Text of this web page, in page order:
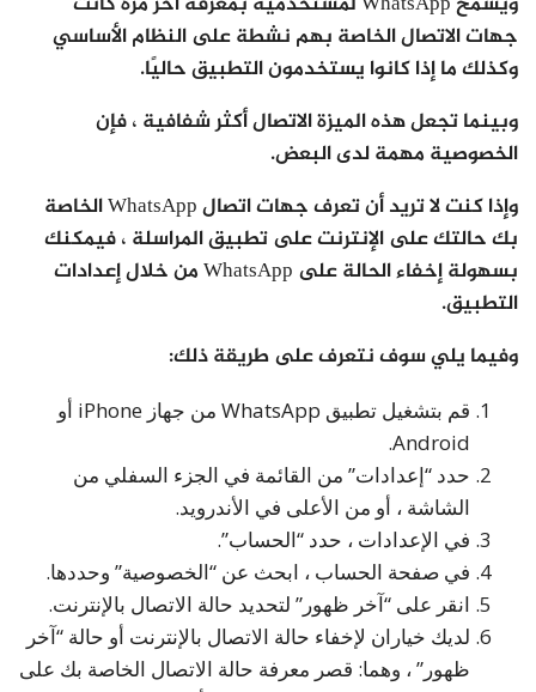
جهات الاتصال الخاصة بهم نشطة على النظام الأساسي
وكذلك ما إذا كانوا يستخدمون التطبيق حاليًا.
وبينما تجعل هذه الميزة الاتصال أكثر شفافية ، فإن
الخصوصية مهمة لدى البعض.
وإذا كنت لا تريد أن تعرف جهات اتصال WhatsApp الخاصة
بك حالتك على الإنترنت على تطبيق المراسلة ، فيمكنك
بسهولة إخفاء الحالة على WhatsApp من خلال إعدادات
التطبيق.
وفيما يلي سوف نتعرف على طريقة ذلك:
قم بتشغيل تطبيق WhatsApp من جهاز iPhone أو
Android.
حدد “إعدادات” من القائمة في الجزء السفلي من
الشاشة ، أو من الأعلى في الأندرويد.
في الإعدادات ، حدد “الحساب”.
في صفحة الحساب ، ابحث عن “الخصوصية” وحددها.
انقر على “آخر ظهور” لتحديد حالة الاتصال بالإنترنت.
لديك خياران لإخفاء حالة الاتصال بالإنترنت أو حالة “آخر
ظهور” ، وهما: قصر معرفة حالة الاتصال الخاصة بك على